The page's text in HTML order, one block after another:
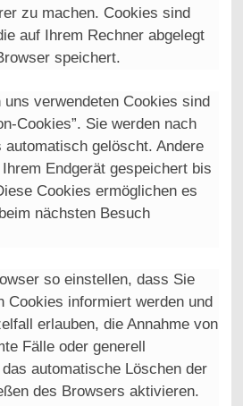
zu machen. Cookies sind
auf Ihrem Rechner abgelegt
speichert.
verwendeten Cookies sind
Cookies”. Sie werden nach
automatisch gelöscht. Andere
Endgerät gespeichert bis
Cookies ermöglichen es
nächsten Besuch
so einstellen, dass Sie
Cookies informiert werden und
erlauben, die Annahme von
Fälle oder generell
automatische Löschen der
des Browsers aktivieren.